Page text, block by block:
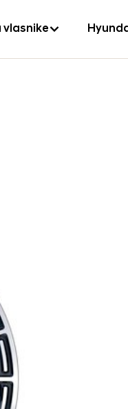
vlasnike